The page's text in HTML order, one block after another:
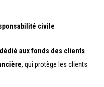
civile
aux fonds des clients
, qui protège les clients